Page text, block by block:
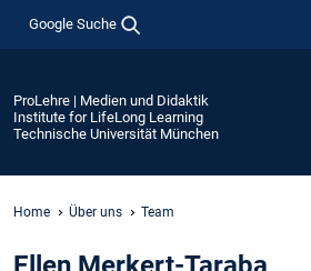
Google Suche
ProLehre | Medien und Didaktik
Institute for LifeLong Learning
Technische Universität München
Home Über uns Team